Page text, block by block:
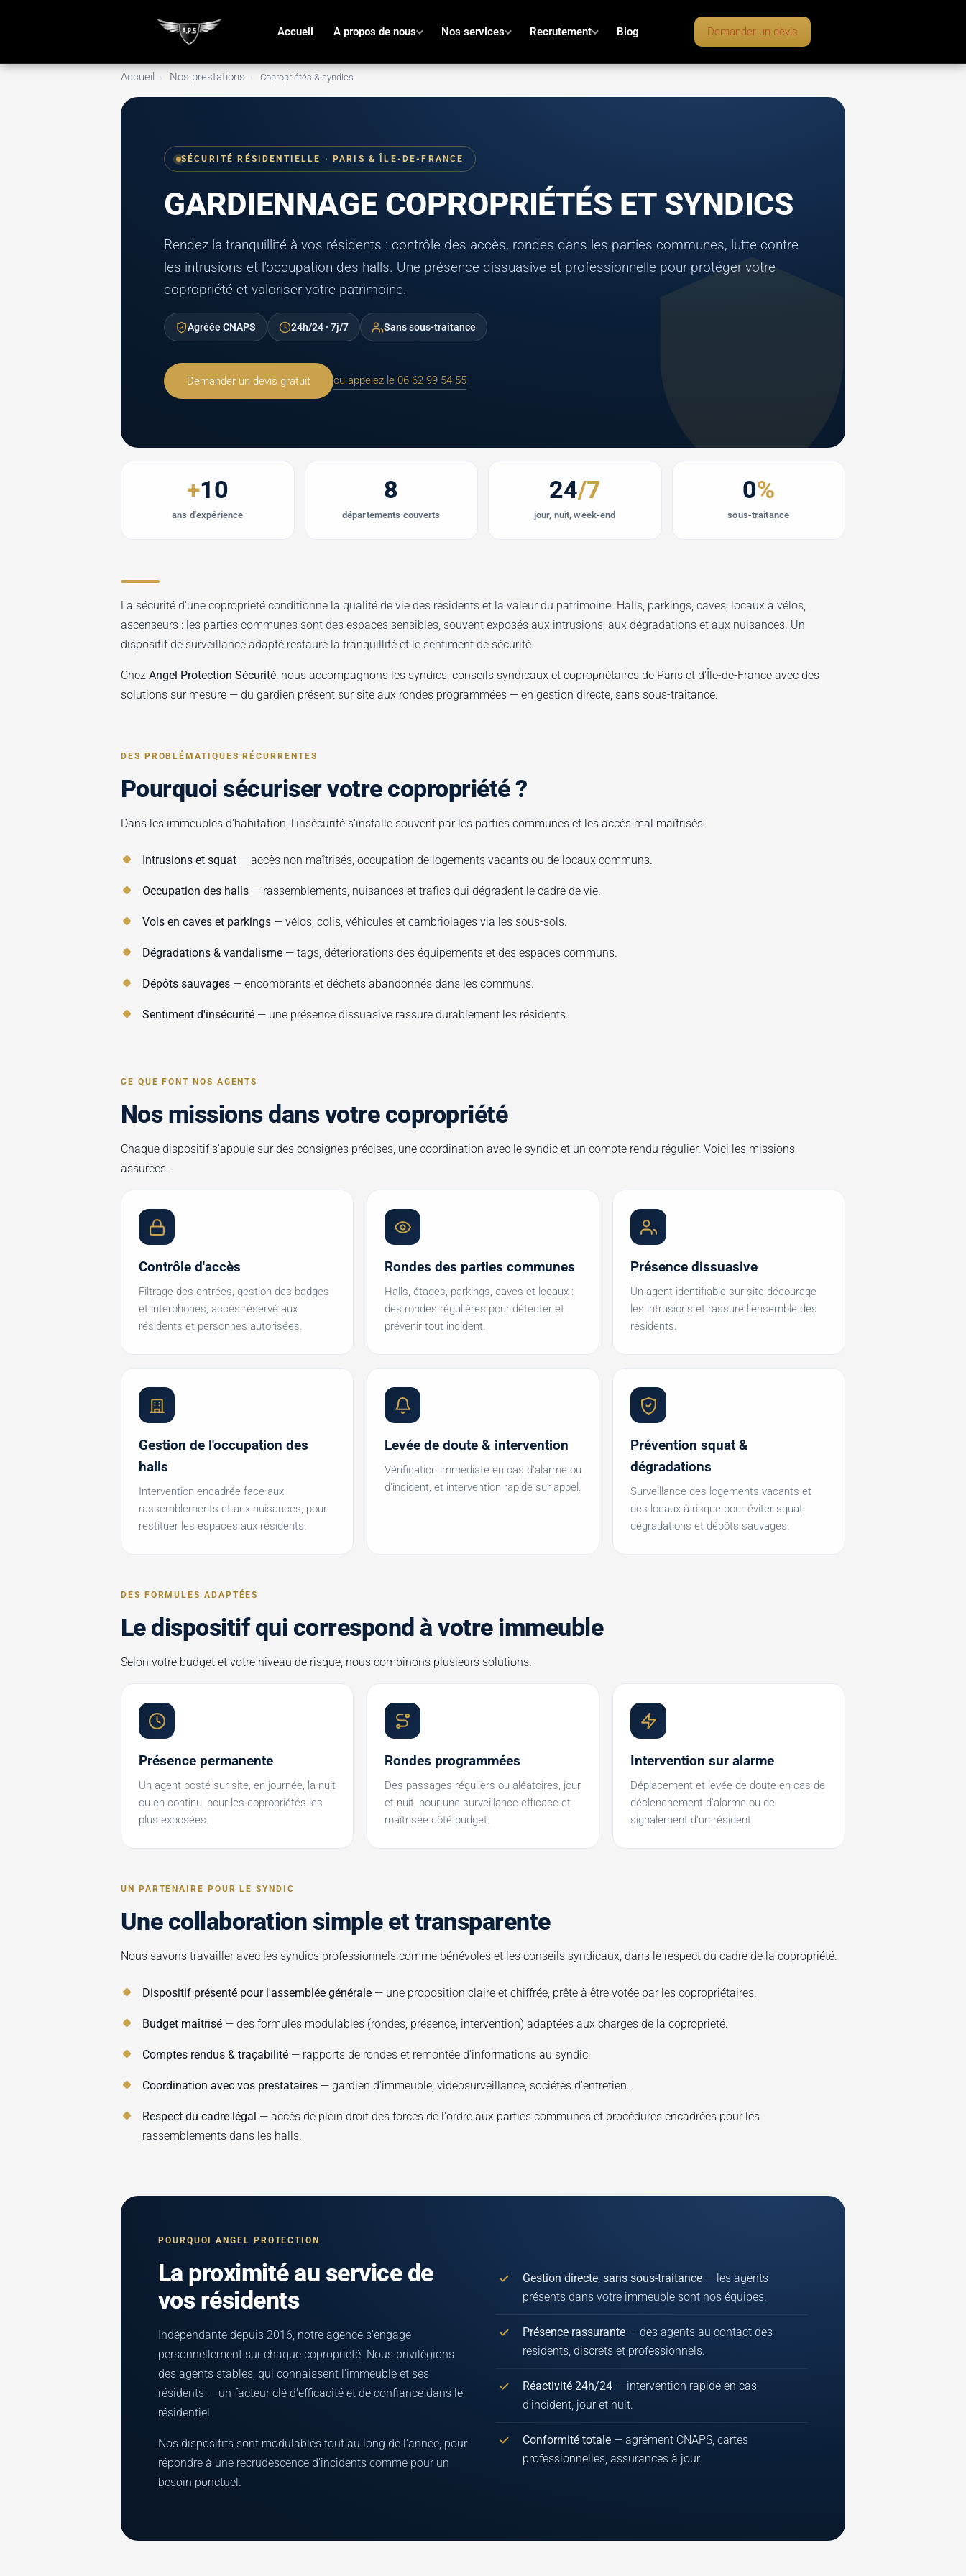
Accueil A propos de nous Nos services Recrutement Blog Demander un devis
Accueil › Nos prestations › Copropriétés & syndics
SÉCURITÉ RÉSIDENTIELLE · PARIS & ÎLE-DE-FRANCE
GARDIENNAGE COPROPRIÉTÉS ET SYNDICS
Rendez la tranquillité à vos résidents : contrôle des accès, rondes dans les parties communes, lutte contre
les intrusions et l'occupation des halls. Une présence dissuasive et professionnelle pour protéger votre
copropriété et valoriser votre patrimoine.
Agréée CNAPS 24h/24 · 7j/7 Sans sous-traitance
Demander un devis gratuit ou appelez le 06 62 99 54 55
+10
ans d'expérience
8
départements couverts
24/7
jour, nuit, week-end
0%
sous-traitance
La sécurité d'une copropriété conditionne la qualité de vie des résidents et la valeur du patrimoine. Halls, parkings, caves, locaux à vélos,
ascenseurs : les parties communes sont des espaces sensibles, souvent exposés aux intrusions, aux dégradations et aux nuisances. Un
dispositif de surveillance adapté restaure la tranquillité et le sentiment de sécurité.
Chez Angel Protection Sécurité, nous accompagnons les syndics, conseils syndicaux et copropriétaires de Paris et d'Île-de-France avec des
solutions sur mesure — du gardien présent sur site aux rondes programmées — en gestion directe, sans sous-traitance.
DES PROBLÉMATIQUES RÉCURRENTES
Pourquoi sécuriser votre copropriété ?
Dans les immeubles d'habitation, l'insécurité s'installe souvent par les parties communes et les accès mal maîtrisés.
Intrusions et squat — accès non maîtrisés, occupation de logements vacants ou de locaux communs.
Occupation des halls — rassemblements, nuisances et trafics qui dégradent le cadre de vie.
Vols en caves et parkings — vélos, colis, véhicules et cambriolages via les sous-sols.
Dégradations & vandalisme — tags, détériorations des équipements et des espaces communs.
Dépôts sauvages — encombrants et déchets abandonnés dans les communs.
Sentiment d'insécurité — une présence dissuasive rassure durablement les résidents.
CE QUE FONT NOS AGENTS
Nos missions dans votre copropriété
Chaque dispositif s'appuie sur des consignes précises, une coordination avec le syndic et un compte rendu régulier. Voici les missions
assurées.
Contrôle d'accès
Filtrage des entrées, gestion des badges
et interphones, accès réservé aux
résidents et personnes autorisées.
Rondes des parties communes
Halls, étages, parkings, caves et locaux :
des rondes régulières pour détecter et
prévenir tout incident.
Présence dissuasive
Un agent identifiable sur site décourage
les intrusions et rassure l'ensemble des
résidents.
Gestion de l'occupation des
halls
Intervention encadrée face aux
rassemblements et aux nuisances, pour
restituer les espaces aux résidents.
Levée de doute & intervention
Vérification immédiate en cas d'alarme ou
d'incident, et intervention rapide sur appel.
Prévention squat &
dégradations
Surveillance des logements vacants et
des locaux à risque pour éviter squat,
dégradations et dépôts sauvages.
DES FORMULES ADAPTÉES
Le dispositif qui correspond à votre immeuble
Selon votre budget et votre niveau de risque, nous combinons plusieurs solutions.
Présence permanente
Un agent posté sur site, en journée, la nuit
ou en continu, pour les copropriétés les
plus exposées.
Rondes programmées
Des passages réguliers ou aléatoires, jour
et nuit, pour une surveillance efficace et
maîtrisée côté budget.
Intervention sur alarme
Déplacement et levée de doute en cas de
déclenchement d'alarme ou de
signalement d'un résident.
UN PARTENAIRE POUR LE SYNDIC
Une collaboration simple et transparente
Nous savons travailler avec les syndics professionnels comme bénévoles et les conseils syndicaux, dans le respect du cadre de la copropriété.
Dispositif présenté pour l'assemblée générale — une proposition claire et chiffrée, prête à être votée par les copropriétaires.
Budget maîtrisé — des formules modulables (rondes, présence, intervention) adaptées aux charges de la copropriété.
Comptes rendus & traçabilité — rapports de rondes et remontée d'informations au syndic.
Coordination avec vos prestataires — gardien d'immeuble, vidéosurveillance, sociétés d'entretien.
Respect du cadre légal — accès de plein droit des forces de l'ordre aux parties communes et procédures encadrées pour les
rassemblements dans les halls.
POURQUOI ANGEL PROTECTION
La proximité au service de
vos résidents
Indépendante depuis 2016, notre agence s'engage
personnellement sur chaque copropriété. Nous privilégions
des agents stables, qui connaissent l'immeuble et ses
résidents — un facteur clé d'efficacité et de confiance dans le
résidentiel.
Nos dispositifs sont modulables tout au long de l'année, pour
répondre à une recrudescence d'incidents comme pour un
besoin ponctuel.
Gestion directe, sans sous-traitance — les agents
présents dans votre immeuble sont nos équipes.
Présence rassurante — des agents au contact des
résidents, discrets et professionnels.
Réactivité 24h/24 — intervention rapide en cas
d'incident, jour et nuit.
Conformité totale — agrément CNAPS, cartes
professionnelles, assurances à jour.